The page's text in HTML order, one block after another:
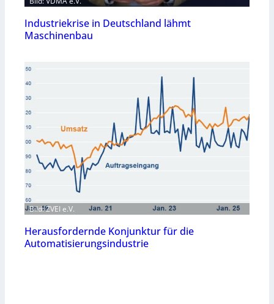
Industriekrise in Deutschland lähmt
Maschinenbau
Bild: ZVEI e.V.
Herausfordernde Konjunktur für die
Automatisierungsindustrie